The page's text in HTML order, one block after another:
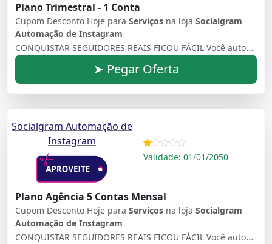
Plano Trimestral - 1 Conta
Cupom Desconto Hoje para Serviços na loja Socialgram
Automação de Instagram
CONQUISTAR SEGUIDORES REAIS FICOU FÁCIL Você automatiza, conquista e, ainda, transforma seguidores em potenciais clientes
➤ Pegar Oferta
Socialgram Automação de
Instagram
Validade: 01/01/2050
Plano Agência 5 Contas Mensal
Cupom Desconto Hoje para Serviços na loja Socialgram
Automação de Instagram
CONQUISTAR SEGUIDORES REAIS FICOU FÁCIL Você automatiza, conquista e, ainda, transforma seguidores em potenciais clientes